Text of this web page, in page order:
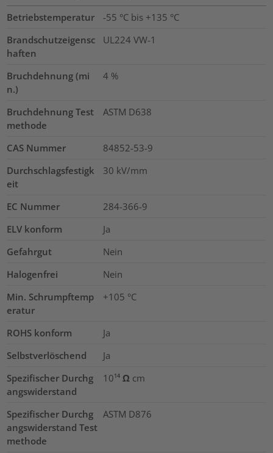
Betriebstemperatur
-55 °C bis +135 °C
Brandschutzeigensc
haften
UL224 VW-1
Bruchdehnung (mi
n.)
4 %
Bruchdehnung Test
methode
ASTM D638
CAS Nummer
84852-53-9
Durchschlagsfestigk
eit
30 kV/mm
EC Nummer
284-366-9
ELV konform
Ja
Gefahrgut
Nein
Halogenfrei
Nein
Min. Schrumpftemp
eratur
+105 °C
ROHS konform
Ja
Selbstverlöschend
Ja
Spezifischer Durchg
angswiderstand
10¹⁴ Ω cm
Spezifischer Durchg
angswiderstand Test
methode
ASTM D876